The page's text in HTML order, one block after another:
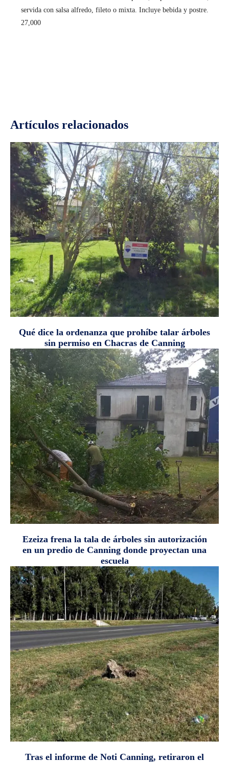
servida con salsa alfredo, fileto o mixta. Incluye bebida y postre.
27,000
Artículos relacionados
Qué dice la ordenanza que prohíbe talar árboles
sin permiso en Chacras de Canning
Ezeiza frena la tala de árboles sin autorización
en un predio de Canning donde proyectan una
escuela
Tras el informe de Noti Canning, retiraron el